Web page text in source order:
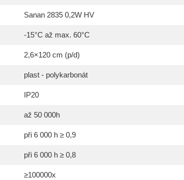
Sanan 2835 0,2W HV
-15°C až max. 60°C
2,6×120 cm (p/d)
plast - polykarbonát
IP20
až 50 000h
při 6 000 h ≥ 0,9
při 6 000 h ≥ 0,8
≥100000x